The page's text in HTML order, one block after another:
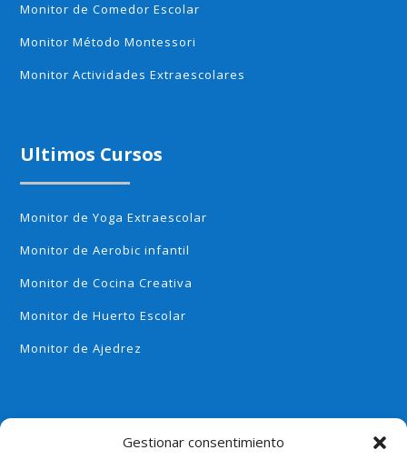
Gestionar consentimiento
Monitor de Comedor Escolar
Monitor Método Montessori
Monitor Actividades Extraescolares
Ultimos Cursos
Monitor de Yoga Extraescolar
Monitor de Aerobic infantil
Monitor de Cocina Creativa
Monitor de Huerto Escolar
Monitor de Ajedrez
Politica de Privacidad Terminos y Condiciones